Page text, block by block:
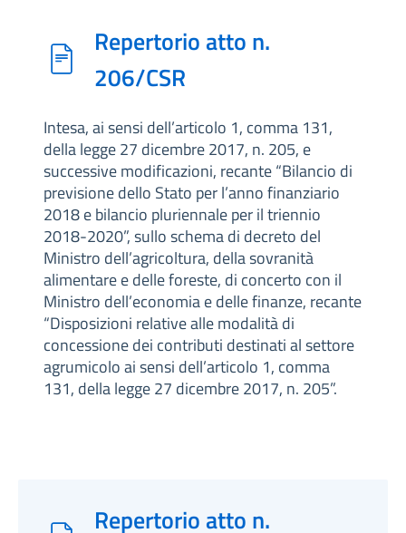
Repertorio atto n.
206/CSR
Intesa, ai sensi dell’articolo 1, comma 131,
della legge 27 dicembre 2017, n. 205, e
successive modificazioni, recante “Bilancio di
previsione dello Stato per l’anno finanziario
2018 e bilancio pluriennale per il triennio
2018-2020”, sullo schema di decreto del
Ministro dell’agricoltura, della sovranità
alimentare e delle foreste, di concerto con il
Ministro dell’economia e delle finanze, recante
“Disposizioni relative alle modalità di
concessione dei contributi destinati al settore
agrumicolo ai sensi dell’articolo 1, comma
131, della legge 27 dicembre 2017, n. 205”.
Repertorio atto n.